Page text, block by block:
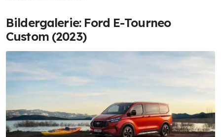
Bildergalerie: Ford E-Tourneo
Custom (2023)